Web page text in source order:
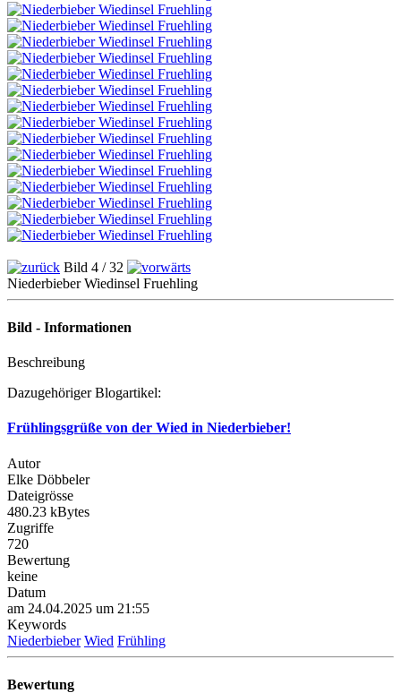
Bild 4 / 32
Niederbieber Wiedinsel Fruehling
Bild - Informationen
Beschreibung
Dazugehöriger Blogartikel:
Frühlingsgrüße von der Wied in Niederbieber!
Autor
Elke Döbbeler
Dateigrösse
480.23 kBytes
Zugriffe
720
Bewertung
keine
Datum
am 24.04.2025 um 21:55
Keywords
Niederbieber Wied Frühling
Bewertung